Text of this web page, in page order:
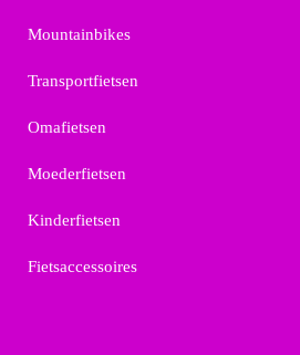
Mountainbikes
Transportfietsen
Omafietsen
Moederfietsen
Kinderfietsen
Fietsaccessoires